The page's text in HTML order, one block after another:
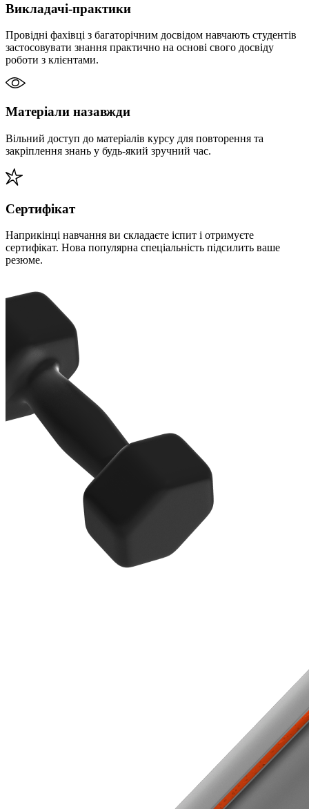
Викладачі-практики
Провідні фахівці з багаторічним досвідом навчають студентів
застосовувати знання практично на основі свого досвіду
роботи з клієнтами.
Матеріали назавжди
Вільний доступ до матеріалів курсу для повторення та
закріплення знань у будь-який зручний час.
Сертифікат
Наприкінці навчання ви складаєте іспит і отримуєте
сертифікат. Нова популярна спеціальність підсилить ваше
резюме.